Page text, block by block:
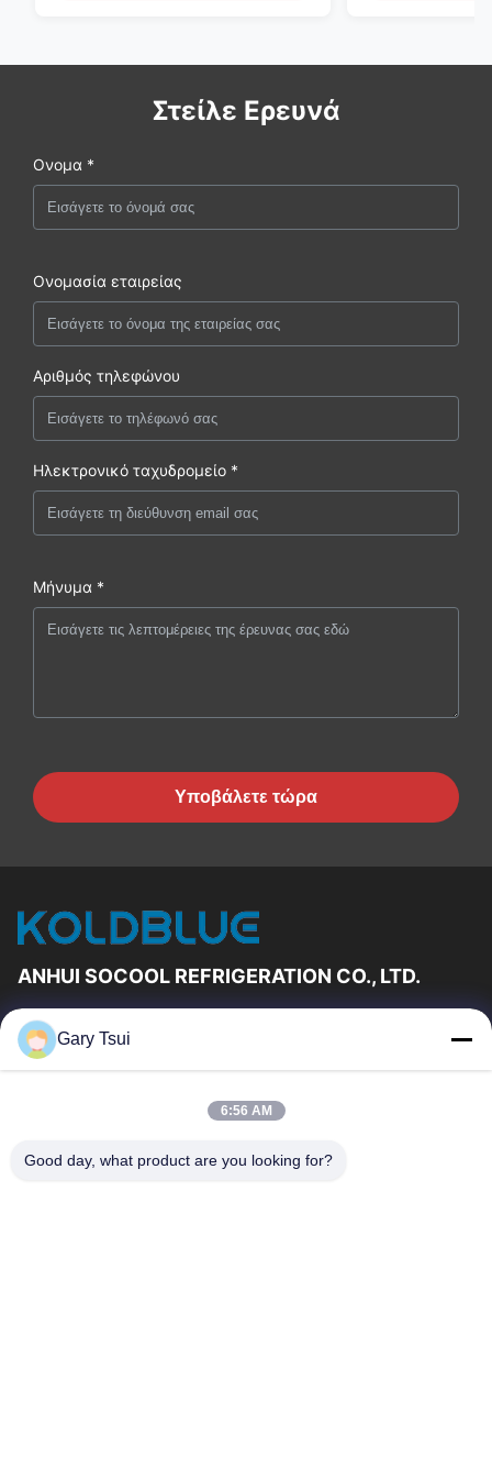
Στείλε Ερευνά
Ονομα *
Ονομασία εταιρείας
Αριθμός τηλεφώνου
Ηλεκτρονικό ταχυδρομείο *
Μήνυμα *
Υποβάλετε τώρα
ANHUI SOCOOL REFRIGERATION CO., LTD.
Γρήγορες Συνδέσεις
Σπίτι
Περίπου Εμείς
Μας Ελάτε Σε Επαφή Με
Ζητήστε Ένα Απόσπασμα
Gary Tsui
6:56 AM
Good day, what product are you looking for?